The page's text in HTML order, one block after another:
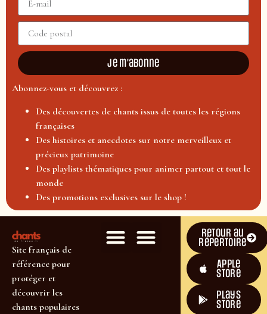
Je m'abonne
Abonnez-vous et découvrez :
Des découvertes de chants issus de toutes les régions
françaises
Des histoires et anecdotes sur notre merveilleux et
précieux patrimoine
Des playlists thématiques pour animer partout et tout le
monde
Des promotions exclusives sur le shop !
Site français de
référence pour
protéger et
découvrir les
chants populaires
Retour au
répertoire
Apple
Store
plays
store